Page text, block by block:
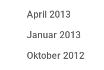
April 2013
Januar 2013
Oktober 2012